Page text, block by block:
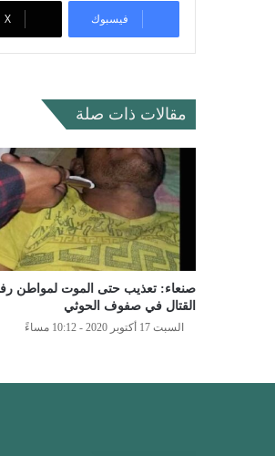
فيسبوك ‫X
مقالات ذات صلة
صنعاء: تعذيب حتى الموت لمواطن
القتال في صفوف الحوثي
السبت 17 أكتوبر 2020 - 10:12 مساءً